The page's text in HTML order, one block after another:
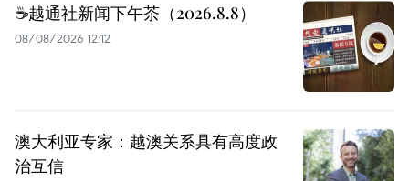
☕️越通社新闻下午茶（2026.8.8）
08/08/2026 12:12
澳大利亚专家：越澳关系具有高度政
治互信